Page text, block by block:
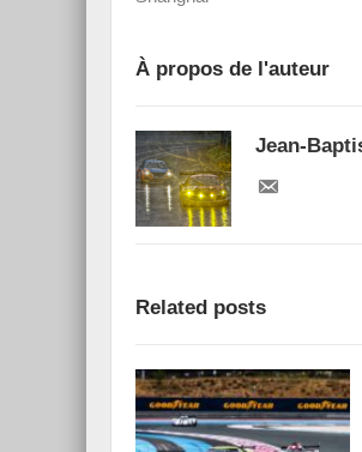
À propos de l'auteur
Jean-
Related posts